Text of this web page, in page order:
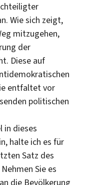
Wie sich zeigt,
mitzugehen,
der
Diese auf
entfaltet vor
politischen
in dieses
halte ich es für
Satz des
Sie es
die Bevölkerung